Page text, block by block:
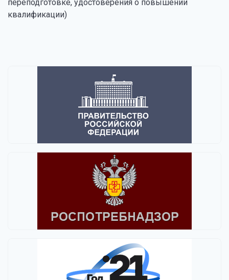
переподготовке, удостоверения о повышении
квалификации)